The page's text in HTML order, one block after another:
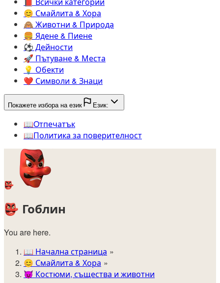
😊️ Смайлита & Хора
🙈️ Животни & Природа
🍔️ Ядене & Пиене
⚽️ Дейности
🚀️ Пътуване & Места
💡️ Обекти
❤️ Символи & Знаци
Покажете избора на език Език:
📖️Oтпечатък
📖️Политика за поверителност
👺
👺 Гоблин
You are here.
📖 Начална страница
😊️ Смайлита & Хора
😈 Костюми, същества и животни